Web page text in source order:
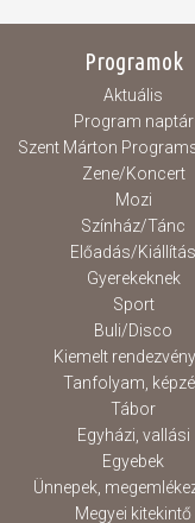
Programok
Aktuális
Program naptár
Szent Márton
Zene/Koncert
Mozi
Színház/Tánc
Előadás/Kiállítás
Gyerekeknek
Sport
Buli/Disco
Kiemelt
Tanfolyam,
Tábor
Egyházi, vallási
Egyebek
Ünnepek,
Megyei kitekintő